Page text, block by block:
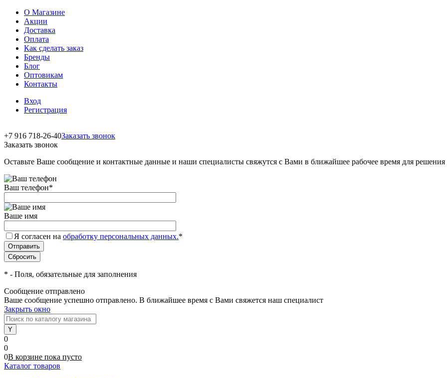
О Магазине
Акции
Доставка
Оплата
Как сделать заказ
Бренды
Блог
Оптовикам
Контакты
Вход
Регистрация
+7 916 718-26-40Заказать звонок
Заказать звонок
Оставьте Ваше сообщение и контактные данные и наши специалисты свяжутся с Вами в ближайшее рабочее время для
Ваш телефон*
Ваше имя
Я согласен на обработку персональных данных.*
* - Поля, обязательные для заполнения
Сообщение отправлено
Ваше сообщение успешно отправлено. В ближайшее время с Вами свяжется наш специалист
Закрыть окно
0
0
0В корзине пока пусто
Каталог товаров